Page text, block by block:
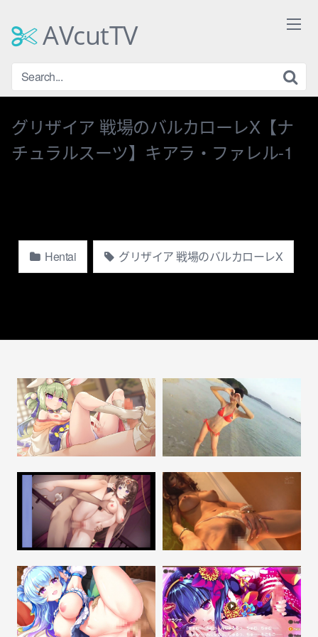
contentAVcutTV
グリザイア 戦場のバルカローレX【ナ
チュラルスーツ】キアラ・ファレル-1
Hentai グリザイア 戦場のバルカローレX